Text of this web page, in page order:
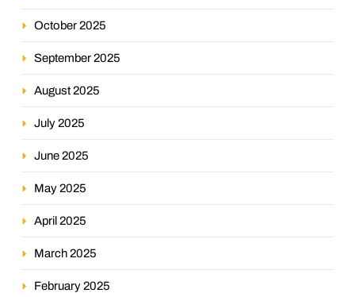
October 2025
September 2025
August 2025
July 2025
June 2025
May 2025
April 2025
March 2025
February 2025